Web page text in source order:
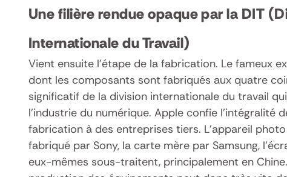
Une filière rendue opaque par la DIT
Internationale du Travail)
Vient ensuite l’étape de la fabrication. Le fameux
dont les composants sont fabriqués aux quatre
significatif de la division internationale du travail
l’industrie du numérique. Apple confie l’intégralité
fabrication à des entreprises tiers. L’appareil photo
fabriqué par Sony, la carte mère par Samsung,
eux-mêmes sous-traitent, principalement en